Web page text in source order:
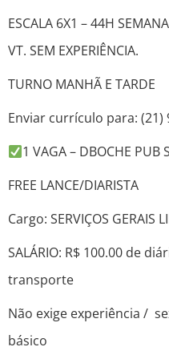
ESCALA 6X1 – 44H
VT. SEM EXPERIÊNCIA.
TURNO MANHÃ E TARDE
Enviar currículo para: (21)
1 VAGA – DBOCHE PUB
FREE LANCE/DIARISTA
Cargo: SERVIÇOS GERAIS
SALÁRIO: R$ 100.00 de
transporte
Não exige experiência /
básico